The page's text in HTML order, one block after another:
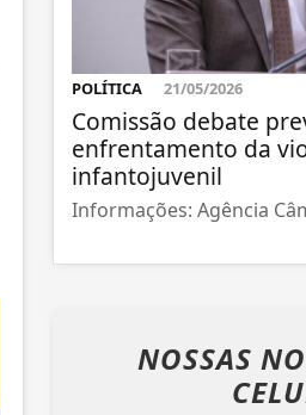
POLÍTICA 21/05/2026
Comissão debate
enfrentamento da
infantojuvenil
Informações: Agência
NOSSAS